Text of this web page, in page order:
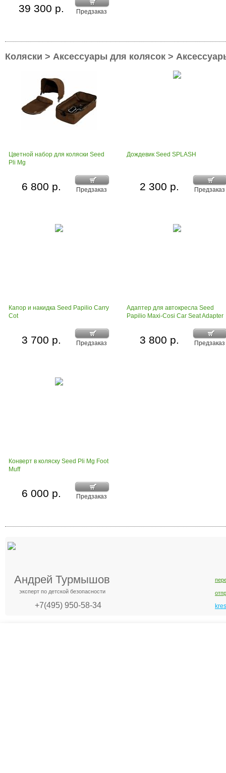
Предзаказ
39 300 р.
Коляски > Аксессуары для колясок >
Цветной набор для коляски Seed
Pli Mg
Предзаказ
6 800 р.
Дождевик Seed SPLASH
Предзаказ
2 300 р.
Капор и накидка Seed Papilio Carry
Cot
Предзаказ
3 700 р.
Адаптер для автокресла Seed
Papilio Maxi-Cosi Car Seat Adapter
Предзаказ
3 800 р.
Конверт в коляску Seed Pli Mg Foot
Muff
Предзаказ
6 000 р.
Андрей Турмышов
эксперт по детской безопасности
+7(495) 950-58-34